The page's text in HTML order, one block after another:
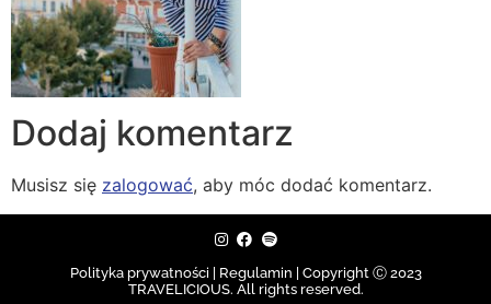
Dodaj komentarz
Musisz się zalogować, aby móc dodać komentarz.
Polityka prywatności | Regulamin | Copyright Ⓒ 2023
TRAVELICIOUS. All rights reserved.